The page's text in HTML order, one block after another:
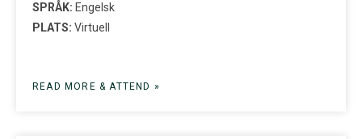
SPRÅK: Engelsk
PLATS: Virtuell
READ MORE & ATTEND »